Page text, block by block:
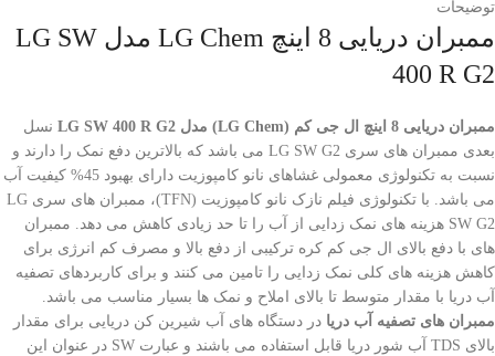
توضیحات
ممبران دریایی 8 اینچ LG Chem مدل LG SW
400 R G2
ممبران دریایی 8 اینچ ال جی کم (LG Chem) مدل LG SW 400 R G2
نسل
بعدی ممبران های سری LG SW G2 می باشد که بالاترین دفع نمک را دارند و
نسبت به تکنولوژی معمولی غشاهای نانو کامپوزیت دارای بهبود 45% کیفیت آب
می باشد. با تکنولوژی فیلم نازک نانو کامپوزیت (TFN)، ممبران های سری LG
SW G2 هزینه های نمک زدایی از آب را تا حد زیادی کاهش می دهد. ممبران
های با دفع بالای ال جی کم کره ترکیبی از دفع بالا و مصرف کم انرژی برای
کاهش هزینه های کلی نمک زدایی را تامین می کنند و برای کاربردهای تصفیه
آب دریا با مقدار متوسط تا بالای املاح و نمک ها بسیار مناسب می باشد.
ممبران های تصفیه آب دریا در دستگاه های آب شیرین کن دریایی برای مقدار
بالای TDS آب شور دریا قابل استفاده می باشند و عبارت SW در عنوان این